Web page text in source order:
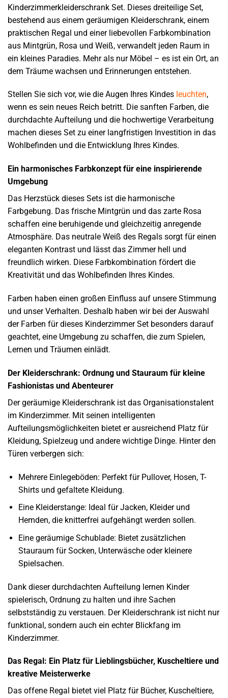
Kinderzimmerkleiderschrank Set. Dieses dreiteilige Set,
bestehend aus einem geräumigen Kleiderschrank, einem
praktischen Regal und einer liebevollen Farbkombination
aus Mintgrün, Rosa und Weiß, verwandelt jeden Raum in
ein kleines Paradies. Mehr als nur Möbel – es ist ein Ort, an
dem Träume wachsen und Erinnerungen entstehen.
Stellen Sie sich vor, wie die Augen Ihres Kindes leuchten,
wenn es sein neues Reich betritt. Die sanften Farben, die
durchdachte Aufteilung und die hochwertige Verarbeitung
machen dieses Set zu einer langfristigen Investition in das
Wohlbefinden und die Entwicklung Ihres Kindes.
Ein harmonisches Farbkonzept für eine inspirierende
Umgebung
Das Herzstück dieses Sets ist die harmonische
Farbgebung. Das frische Mintgrün und das zarte Rosa
schaffen eine beruhigende und gleichzeitig anregende
Atmosphäre. Das neutrale Weiß des Regals sorgt für einen
eleganten Kontrast und lässt das Zimmer hell und
freundlich wirken. Diese Farbkombination fördert die
Kreativität und das Wohlbefinden Ihres Kindes.
Farben haben einen großen Einfluss auf unsere Stimmung
und unser Verhalten. Deshalb haben wir bei der Auswahl
der Farben für dieses Kinderzimmer Set besonders darauf
geachtet, eine Umgebung zu schaffen, die zum Spielen,
Lernen und Träumen einlädt.
Der Kleiderschrank: Ordnung und Stauraum für kleine
Fashionistas und Abenteurer
Der geräumige Kleiderschrank ist das Organisationstalent
im Kinderzimmer. Mit seinen intelligenten
Aufteilungsmöglichkeiten bietet er ausreichend Platz für
Kleidung, Spielzeug und andere wichtige Dinge. Hinter den
Türen verbergen sich:
Mehrere Einlegeböden: Perfekt für Pullover, Hosen, T-
Shirts und gefaltete Kleidung.
Eine Kleiderstange: Ideal für Jacken, Kleider und
Hemden, die knitterfrei aufgehängt werden sollen.
Eine geräumige Schublade: Bietet zusätzlichen
Stauraum für Socken, Unterwäsche oder kleinere
Spielsachen.
Dank dieser durchdachten Aufteilung lernen Kinder
spielerisch, Ordnung zu halten und ihre Sachen
selbstständig zu verstauen. Der Kleiderschrank ist nicht nur
funktional, sondern auch ein echter Blickfang im
Kinderzimmer.
Das Regal: Ein Platz für Lieblingsbücher, Kuscheltiere und
kreative Meisterwerke
Das offene Regal bietet viel Platz für Bücher, Kuscheltiere,